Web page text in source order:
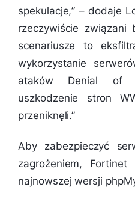
spekulacje,” – dodaje
rzeczywiście związani
scenariusze to
wykorzystanie
ataków Denial of
uszkodzenie stron
przeniknęli.”
Aby zabezpieczyć
zagrożeniem,
najnowszej wersji